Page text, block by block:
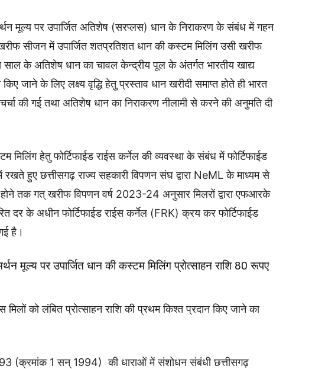
मूल्य पर उपार्जित अतिशेष (सरप्लस) धान के निराकरण के संबंध में गहन
सीजन में उपार्जित शतप्रतिशत धान की कस्टम मिलिंग उसी खरीफ
के अतिशेष धान का चावल केन्द्रीय पूल के अंतर्गत भारतीय खाद्य
जाने के लिए लक्ष्य वृद्धि हेतु प्रस्ताव धान खरीदी समाप्त होते ही भारत
की गई तथा अतिशेष धान का निराकरण नीलामी से करने की अनुमति दी
हेतु फोर्टिफाईड राईस कर्नेल की व्यवस्था के संबंध में फोर्टिफाईड
हुए छत्तीसगढ़ राज्य सहकारी विपणन संघ द्वारा NeML के माध्यम से
होने तक गत् खरीफ विपणन वर्ष 2023-24 अनुसार मिलरों द्वारा एफआरके
दर के अधीन फोर्टिफाईड राईस कर्नेल (FRK) क्रय कर फोर्टिफाईड
है।
मूल्य पर उपार्जित धान की कस्टम मिलिंग प्रोत्साहन राशि 80 रूपए
को लंबित प्रोत्साहन राशि की प्रथम किश्त प्रदान किए जाने का
(क्रमांक 1 सन् 1994) की धाराओं में संशोधन संबंधी छत्तीसगढ़